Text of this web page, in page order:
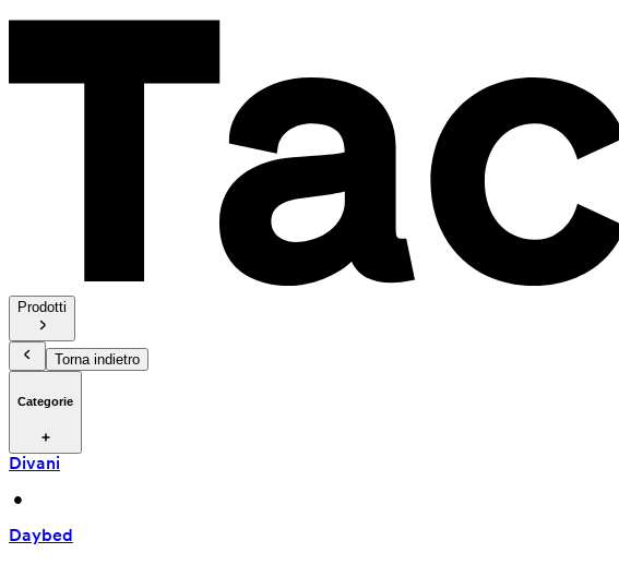
Prodotti
Torna indietro
Categorie
Divani
•
Daybed